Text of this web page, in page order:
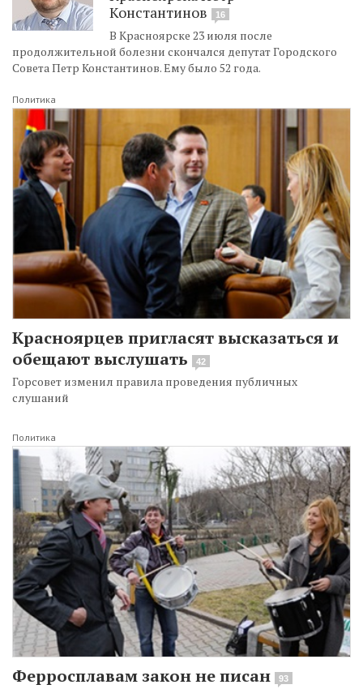
Константинов
16
В Красноярске 23 июля после
продолжительной болезни скончался депутат Городского
Совета Петр Константинов. Ему было 52 года.
Политика
Красноярцев пригласят высказаться и
обещают выслушать
42
Горсовет изменил правила проведения публичных
слушаний
Политика
Ферросплавам закон не писан 93